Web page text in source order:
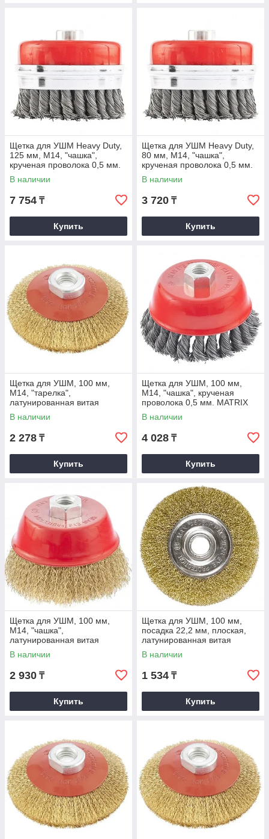
Щетка для УШМ Heavy Duty,
125 мм, М14, "чашка",
крученая проволока 0,5 мм.
MATRIX
В наличии
7 754 ₸
Купить
Щетка для УШМ Heavy Duty,
80 мм, М14, "чашка",
крученая проволока 0,5 мм.
MATRIX
В наличии
3 720 ₸
Купить
Щетка для УШМ, 100 мм,
М14, "тарелка",
латунированная витая
проволока. MATRIX
В наличии
2 278 ₸
Купить
Щетка для УШМ, 100 мм,
М14, "чашка", крученая
проволока 0,5 мм. MATRIX
В наличии
4 028 ₸
Купить
Щетка для УШМ, 100 мм,
М14, "чашка",
латунированная витая
проволока. MATRIX
В наличии
2 930 ₸
Купить
Щетка для УШМ, 100 мм,
посадка 22,2 мм, плоская,
латунированная витая
проволока. MATRIX
В наличии
1 534 ₸
Купить